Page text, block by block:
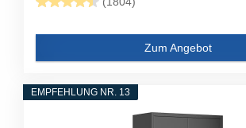
Zum Angebot
EMPFEHLUNG NR. 13